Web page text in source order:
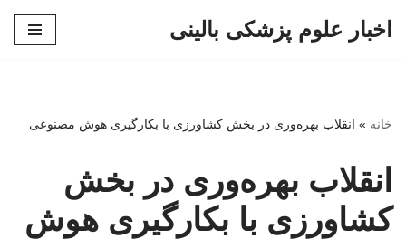
اخبار علوم پزشکی بالینی
خانه » انقلاب بهره‌وری در بخش کشاورزی با بکارگیری هوش مصنوعی
انقلاب بهره‌وری در بخش
کشاورزی با بکارگیری هوش